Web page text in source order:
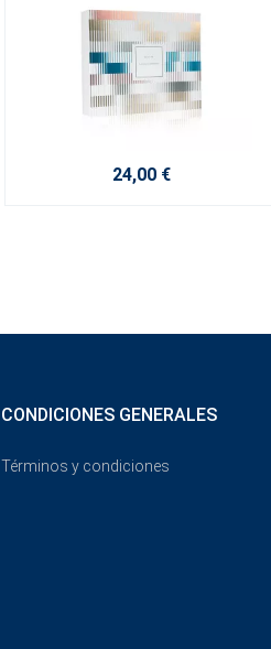
24,00 €
CONDICIONES GENERALES
Términos y condiciones